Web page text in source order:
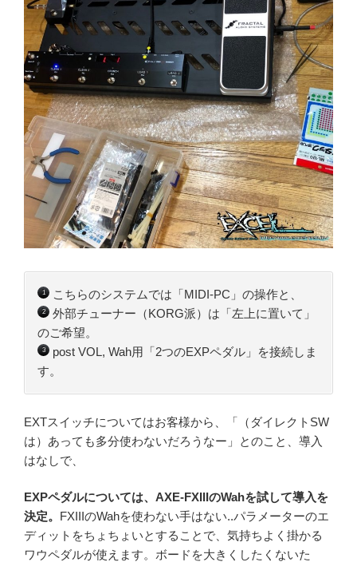
1 こちらのシステムでは「MIDI-PC」の操作と、
2
外部チューナー（KORG派）は「左上に置いて」
のご希望。
3
post VOL, Wah用「2つのEXPペダル」を接続しま
す。
EXTスイッチについてはお客様から、「（ダイレクトSW
は）あっても多分使わないだろうなー」とのこと、導入
はなしで、
EXPペダルについては、AXE-FXIIIのWahを試して導入を
決定。 FXIIIのWahを使わない手はない..パラメーターのエ
ディットをちょちょいとすることで、気持ちよく掛かる
ワウペダルが使えます。ボードを大きくしたくないた